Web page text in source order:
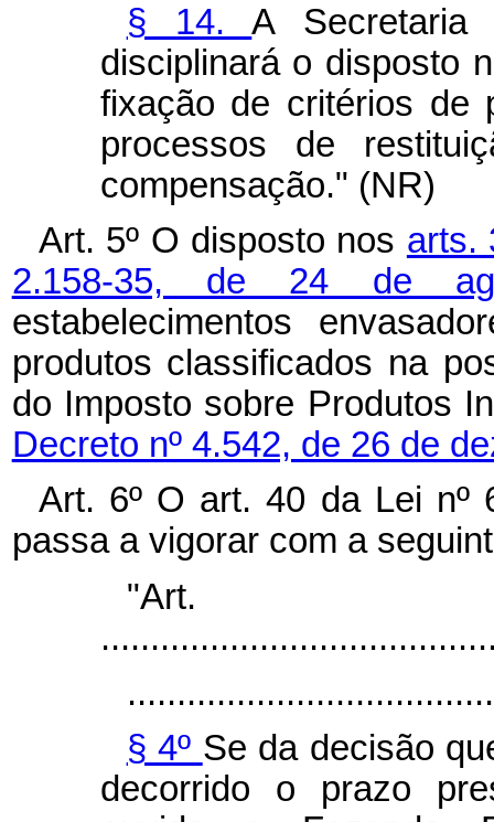
§ 14.A
disciplinará o disposto
fixação de critérios de
processos de
compensação." (NR)
Art. 5º O disposto nos arts.
2.158-35, de 24 de
estabelecimentos
produtos classificados na
do Imposto sobre Produtos
Decreto nº 4.542, de 26 de
Art. 6º O art. 40 da Lei nº
passa a vigorar com a
§ 4º Se da decisão
decorrido o prazo